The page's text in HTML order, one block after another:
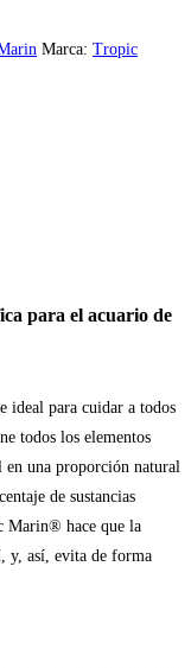
Marca: Tropic
para el acuario de
ideal para cuidar a todos
todos los elementos
en una proporción natural
de sustancias
Marin® hace que la
y, así, evita de forma